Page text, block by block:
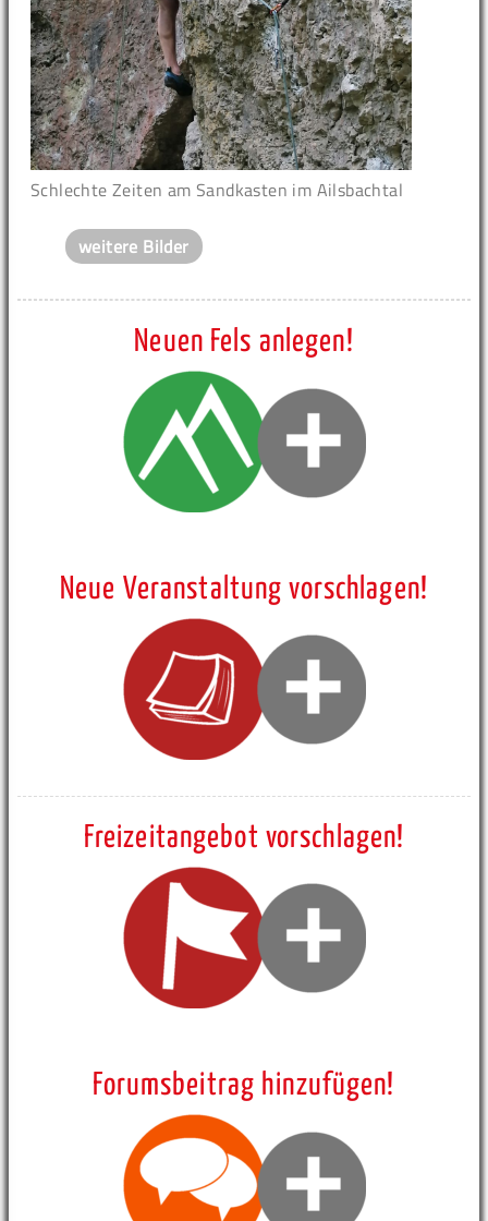
Schlechte Zeiten am Sandkasten im Ailsbachtal
weitere Bilder
Neuen Fels anlegen!
Neue Veranstaltung vorschlagen!
Freizeitangebot vorschlagen!
Forumsbeitrag hinzufügen!